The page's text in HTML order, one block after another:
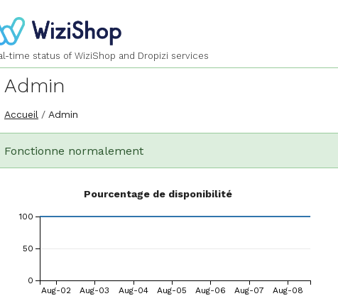
time status of WiziShop and Dropizi services
Admin
Accueil Admin
Fonctionne normalement
Pourcentage de disponibilité
Aug-02 Aug-03 Aug-04 Aug-05 Aug-06 Aug-07 Aug-08
0
50
100